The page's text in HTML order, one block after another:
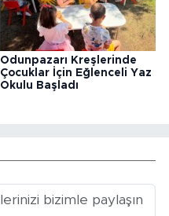
Odunpazarı Kreşlerinde
Çocuklar İçin Eğlenceli Yaz
Okulu Başladı